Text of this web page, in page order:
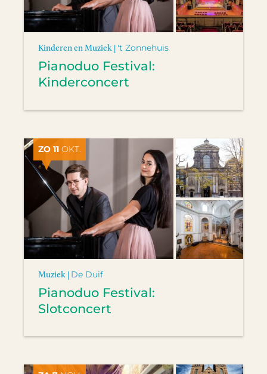
Kinderen en Muziek | 't Zonnehuis
Pianoduo Festival:
Kinderconcert
ZO 11 OKT.
Muziek | De Duif
Pianoduo Festival:
Slotconcert